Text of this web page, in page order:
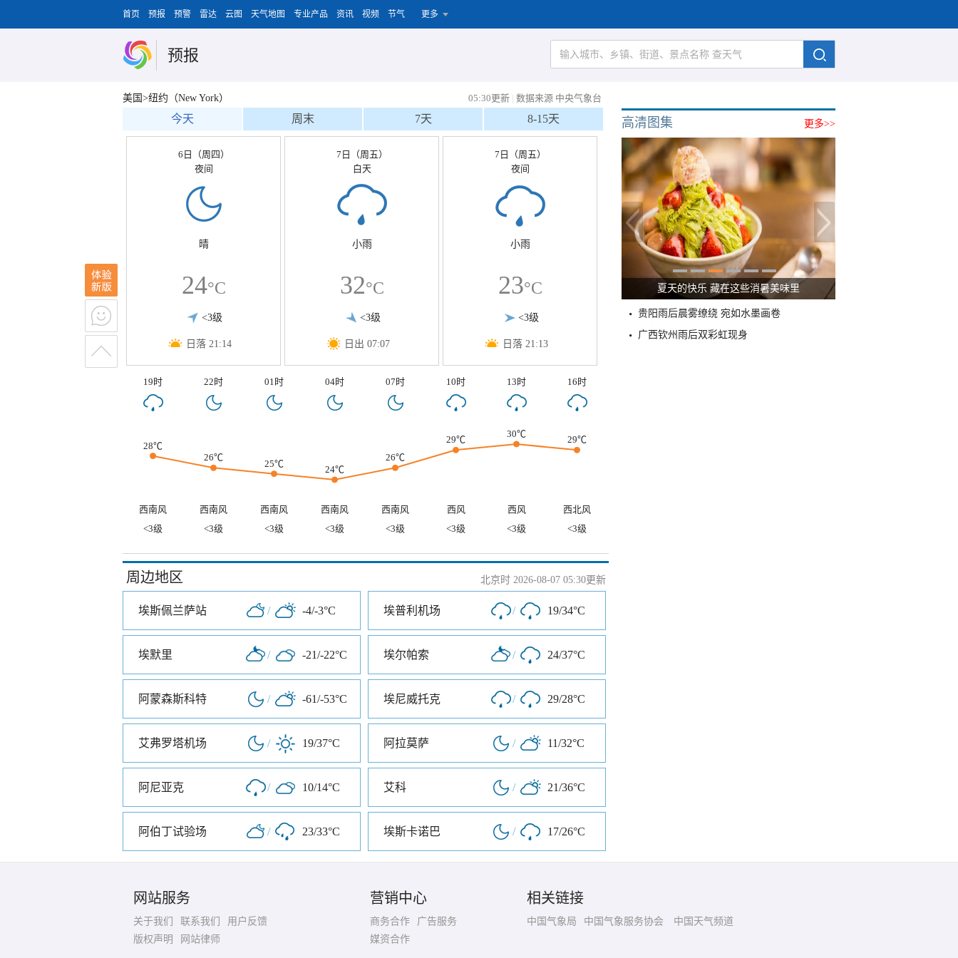
首页 预报 预警 雷达 云图 天气地图 专业产品 资讯 视频 节气 更多
预报
美国>纽约（New York） 05:30更新 | 数据来源 中央气象台
今天 周末 7天 8-15天
6日（周四）
夜间
晴
24°C
<3级
日落 21:14
7日（周五）
白天
小雨
32°C
<3级
日出 07:07
7日（周五）
夜间
小雨
23°C
<3级
日落 21:13
19时 22时 01时 04时 07时 10时 13时 16时
28℃
26℃
25℃
24℃
26℃
29℃
30℃
29℃
西南风 西南风 西南风 西南风 西南风 西风 西风
西北风
<3级
<3级 <3级 <3级 <3级 <3级 <3级 <3级
周边地区 北京时 2026-08-07 05:30更新
埃斯佩兰萨站 / -4/-3°C 埃普利机场 / 19/34°C
埃默里 / -21/-22°C 埃尔帕索 / 24/37°C
阿蒙森斯科特 / -61/-53°C 埃尼威托克 / 29/28°C
艾弗罗塔机场 / 19/37°C 阿拉莫萨 / 11/32°C
阿尼亚克 / 10/14°C 艾科 / 21/36°C
阿伯丁试验场 / 23/33°C 埃斯卡诺巴 / 17/26°C
更多>>
高清图集
夏天的快乐 藏在这些消暑美味里
贵阳雨后晨雾缭绕 宛如水墨画卷
广西钦州雨后双彩虹现身
网站服务
关于我们 联系我们
用户反馈
版权声明
网站律师
营销中心
商务合作
广告服务
媒资合作
相关链接
中国气象局 中国气象服务协会 中国天气频道